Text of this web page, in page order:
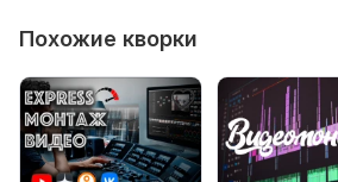
Похожие кворки